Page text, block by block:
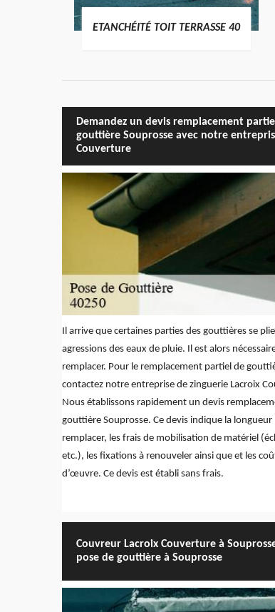
ETANCHÉITÉ TOIT TERRASSE 40
Demandez un devis remplacement
gouttière Souprosse avec notre
Couverture
Il arrive que certaines parties des gouttières se
agressions des eaux de pluie. Il est alors
remplacer. Pour le remplacement partiel de
contactez notre entreprise de zinguerie Lacroix
Nous établissons rapidement un devis
gouttière Souprosse. Ce devis indique la longueur
remplacer, les frais de mobilisation de matériel
etc.), les fixations à renouveler ainsi que et les
d’œuvre. Ce devis est établi sans frais.
Couvreur Lacroix Couverture à
pose de gouttière à Souprosse